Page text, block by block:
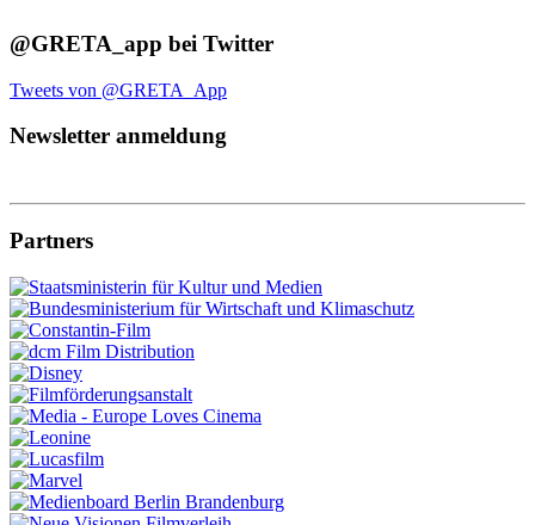
@GRETA_app bei Twitter
Tweets von @GRETA_App
Newsletter anmeldung
Partners